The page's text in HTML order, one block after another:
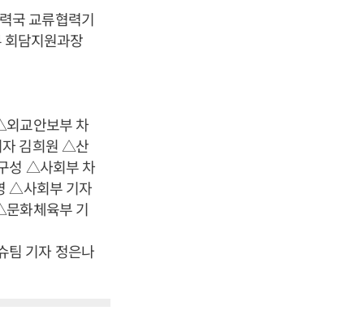
국 교류협력기
담지원과장
교안보부 차
김희원 △산
성 △사회부 차
△사회부 기자
화체육부 기
팀 기자 정은나